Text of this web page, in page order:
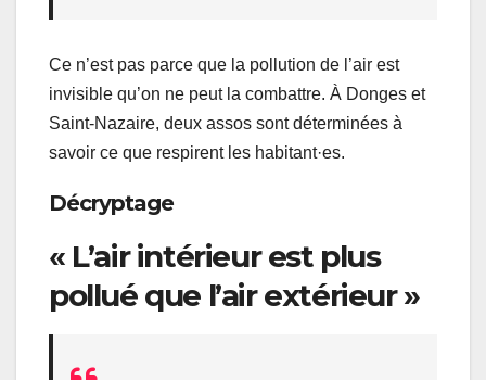
Ce n’est pas parce que la pollution de l’air est
invisible qu’on ne peut la combattre. À Donges et
Saint-Nazaire, deux assos sont déterminées à
savoir ce que respirent les habitant·es.
Décryptage
« L’air intérieur est plus
pollué que l’air extérieur »